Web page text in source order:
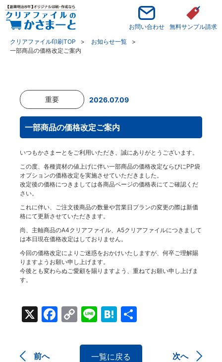
お問い合わせ
無料サンプル請求
クリアファイル印刷TOP
お知らせ一覧
一部商品の価格改定ご案内
重要 2026.07.09
一部商品の価格改定ご案内
いつもかさまーとをご利用いただき、誠にありがとうございます。
この度、各種資材の値上げに伴い一部商品の価格改定ならびにPP袋
オプションの価格改定を実施させていただきました。
改定後の価格につきましては各商品ページの価格表にてご確認くだ
さい。
これに伴い、ご注文後商品の数量や営業日プランの変更の際は新価
格にて更新させていただきます。
尚、主軸商品のA4クリアファイル、A5クリアファイルにつきまして
は本日現在価格改定はしておりません。
今回の価格改定によりご迷惑をおかけいたしますが、何卒ご理解賜
りますようお願い申し上げます。
今後とも変わらぬご愛顧を賜りますよう、重ねてお願い申し上げま
す。
X Facebook
CopyLineHatena
前へ 一覧に戻る 次へ